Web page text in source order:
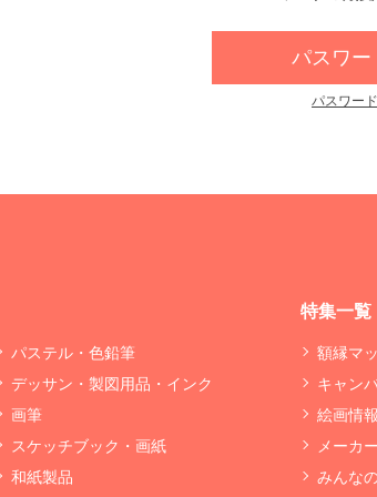
パスワー
パスワー
パステル・色鉛筆
デッサン・製図用品・インク
画筆
スケッチブック・画紙
和紙製品
特集一覧
額縁マ
キャン
絵画情
メーカ
みんな